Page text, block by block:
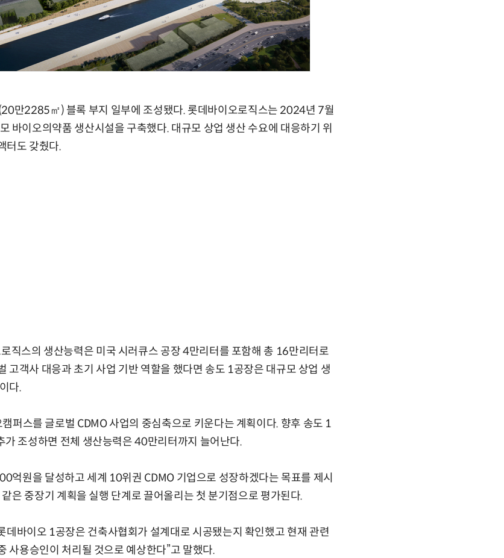
만2285㎡) 블록 부지 일부에 조성됐다. 롯데바이오로직스는 2024년 7월
바이오의약품 생산시설을 구축했다. 대규모 상업 생산 수요에 대응하기 위
터도 갖췄다.
직스의 생산능력은 미국 시러큐스 공장 4만리터를 포함해 총 16만리터로
고객사 대응과 초기 사업 기반 역할을 했다면 송도 1공장은 대규모 상업 생
다.
퍼스를 글로벌 CDMO 사업의 중심축으로 키운다는 계획이다. 향후 송도 1
가 조성하면 전체 생산능력은 40만리터까지 늘어난다.
억원을 달성하고 세계 10위권 CDMO 기업으로 성장하겠다는 목표를 제시
은 중장기 계획을 실행 단계로 끌어올리는 첫 분기점으로 평가된다.
데바이오 1공장은 건축사협회가 설계대로 시공됐는지 확인했고 현재 관련
사용승인이 처리될 것으로 예상한다”고 말했다.